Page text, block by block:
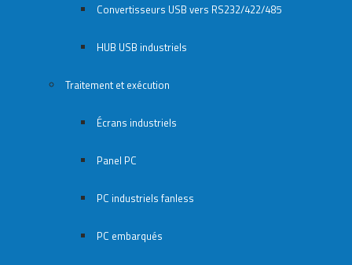
Convertisseurs USB vers RS232/422/485
HUB USB industriels
Traitement et exécution
Écrans industriels
Panel PC
PC industriels fanless
PC embarqués